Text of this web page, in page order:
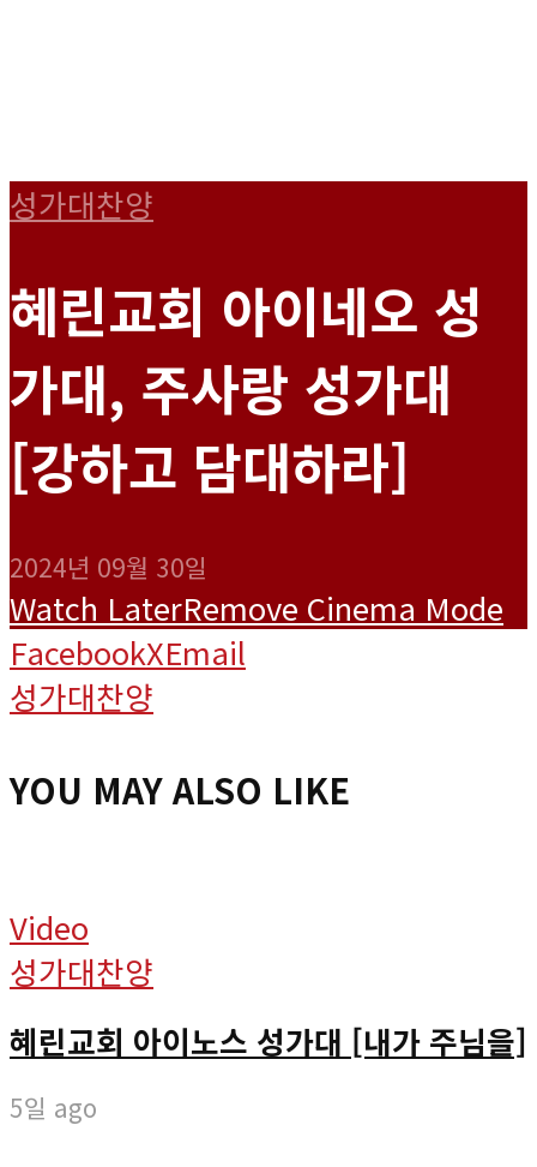
성가대찬양
혜린교회 아이네오 성
가대, 주사랑 성가대
[강하고 담대하라]
2024년 09월 30일
Watch LaterRemove Cinema Mode
FacebookXEmail
성가대찬양
YOU MAY ALSO LIKE
Video
성가대찬양
혜린교회 아이노스 성가대 [내가 주님을]
5일 ago